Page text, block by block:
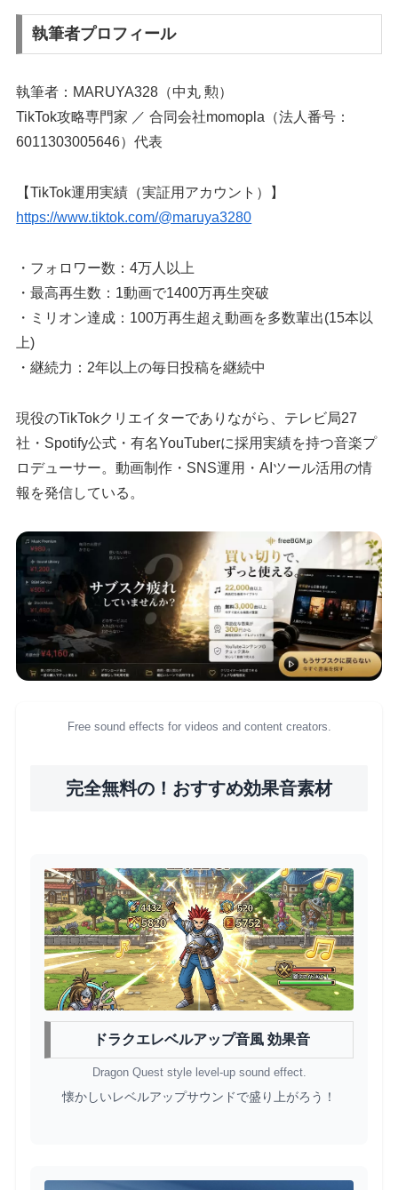
執筆者プロフィール
執筆者：MARUYA328（中丸 勲）
TikTok攻略専門家 ／ 合同会社momopla（法人番号：
6011303005646）代表
【TikTok運用実績（実証用アカウント）】
https://www.tiktok.com/@maruya3280
・フォロワー数：4万人以上
・最高再生数：1動画で1400万再生突破
・ミリオン達成：100万再生超え動画を多数輩出(15本以
上)
・継続力：2年以上の毎日投稿を継続中
現役のTikTokクリエイターでありながら、テレビ局27
社・Spotify公式・有名YouTuberに採用実績を持つ音楽プ
ロデューサー。動画制作・SNS運用・AIツール活用の情
報を発信している。
Free sound effects for videos and content creators.
完全無料の！おすすめ効果音素材
ドラクエレベルアップ音風 効果音
Dragon Quest style level-up sound effect.
懐かしいレベルアップサウンドで盛り上がろう！